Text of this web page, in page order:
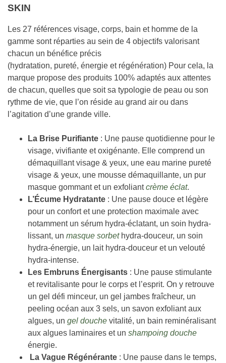
SKIN
Les 27 références visage, corps, bain et homme de la
gamme sont réparties au sein de 4 objectifs valorisant
chacun un bénéfice précis
(hydratation, pureté, énergie et régénération) Pour cela, la
marque propose des produits 100% adaptés aux attentes
de chacun, quelles que soit sa typologie de peau ou son
rythme de vie, que l’on réside au grand air ou dans
l’agitation d’une grande ville.
La Brise Purifiante : Une pause quotidienne pour le
visage, vivifiante et oxigénante. Elle comprend un
démaquillant visage & yeux, une eau marine pureté
visage & yeux, une mousse démaquillante, un pur
masque gommant et un exfoliantcrème éclat.
L’Écume Hydratante : Une pause douce et légère
pour un confort et une protection maximale avec
notamment un sérum hydra-éclatant, un soin hydra-
lissant, un masque sorbethydra-douceur, un soin
hydra-énergie, un lait hydra-douceur et un velouté
hydra-intense.
Les Embruns Énergisants : Une pause stimulante
et revitalisante pour le corps et l’esprit. On y retrouve
un gel défi minceur, un gel jambes fraîcheur, un
peeling océan aux 3 sels, un savon exfoliant aux
algues, un gel douche vitalité, un bain reminéralisant
aux algues laminaires et un shampoing douche
énergie.
La Vague Régénérante : Une pause dans le temps,